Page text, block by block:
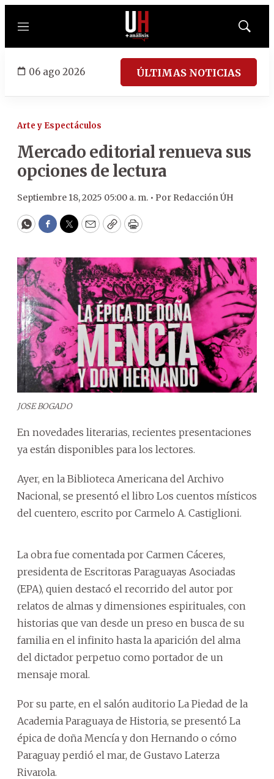
Menú
Mostrar
06 ago 2026 ÚLTIMAS NOTICIAS
Arte y Espectáculos
Mercado editorial renueva sus
opciones de lectura
Septiembre 18, 2025 05:00 a. m. • Por Redacción ÚH
WhatsApp
Facebook
Twitter
EmailCopyPrint
JOSE BOGADO
En novedades literarias, recientes presentaciones
ya están disponibles para los lectores.
Ayer, en la Biblioteca Americana del Archivo
Nacional, se presentó el libro Los cuentos místicos
del cuentero, escrito por Carmelo A. Castiglioni.
La obra fue comentada por Carmen Cáceres,
presidenta de Escritoras Paraguayas Asociadas
(EPA), quien destacó el recorrido del autor por
relatos de almas y dimensiones espirituales, con
historias que van desde un preso en busca de su
familia en el infinito hasta la aparición del alma
del dictador perpetuo como portador de un
mensaje moral.
Por su parte, en el salón auditorio La Piedad de la
Academia Paraguaya de Historia, se presentó La
épica de doña Mencía y don Hernando o cómo
Paraguay perdió el mar, de Gustavo Laterza
Rivarola.